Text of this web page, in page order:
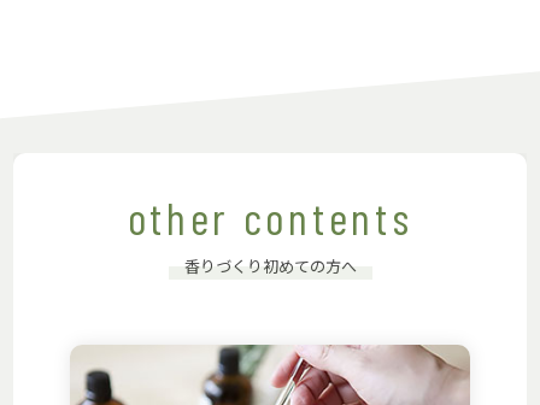
other contents
香りづくり初めての方へ